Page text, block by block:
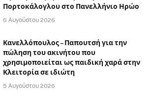
Πορτοκάλογλου στο Πανελλήνιο Ηρώο
6 Αυγούστου 2026
Κανελλόπουλος – Παπουτσή για την
πώληση του ακινήτου που
χρησιμοποιείται ως παιδική χαρά στην
Κλειτορία σε ιδιώτη
5 Αυγούστου 2026